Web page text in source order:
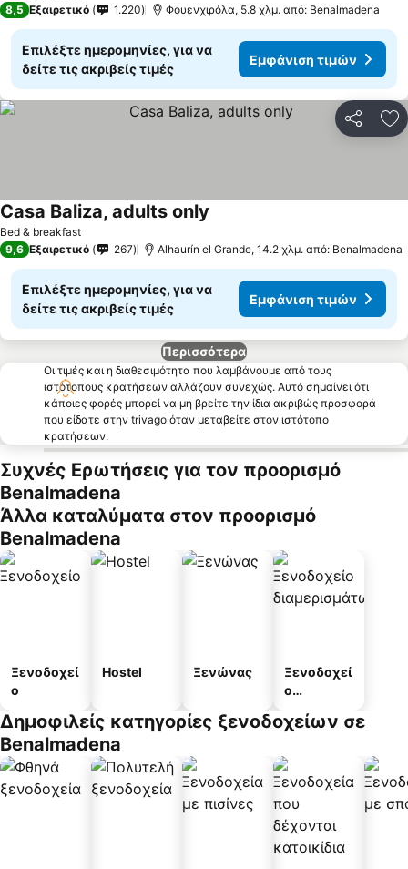
8,5 Εξαιρετικό 1.220 Φουενχιρόλα, 5.8 χλμ. από: Benalmadena
Επιλέξτε ημερομηνίες, για να
δείτε τις ακριβείς τιμές
Εμφάνιση τιμών
Bed & breakfast
Casa Baliza, adults only
9,6 Εξαιρετικό 267 Alhaurín el Grande, 14.2 χλμ. από: Benalmadena
Επιλέξτε ημερομηνίες, για να
δείτε τις ακριβείς τιμές
Εμφάνιση τιμών
Περισσότερα
Οι τιμές και η διαθεσιμότητα που λαμβάνουμε από τους
ιστότοπους κρατήσεων αλλάζουν συνεχώς. Αυτό σημαίνει ότι
κάποιες φορές μπορεί να μη βρείτε την ίδια ακριβώς προσφορά
που είδατε στην trivago όταν μεταβείτε στον ιστότοπο
κρατήσεων.
Συχνές Ερωτήσεις για τον προορισμό
Benalmadena
Άλλα καταλύματα στον προορισμό
Benalmadena
Ξενοδοχεί
ο
Hostel Ξενώνας
Ξενοδοχεί
ο
άτων
Δημοφιλείς κατηγορίες ξενοδοχείων σε
Benalmadena